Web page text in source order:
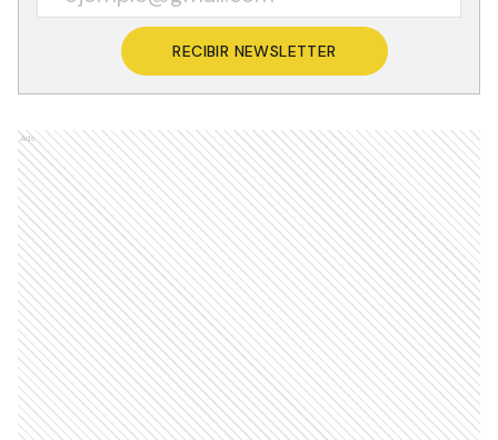
De esta manera, la Selección se despidió del
público argentino a pocos días de emprender el
viaje mundialista ya que el próximo lunes 15
a Irán y el 27 debutarán en el Mundial, en el caso
de Argentina con una primera ronda con
Eslovenia como sede.
Fuente FeVA
Recibí las noticias en tu email
RECIBIR NEWSLETTER